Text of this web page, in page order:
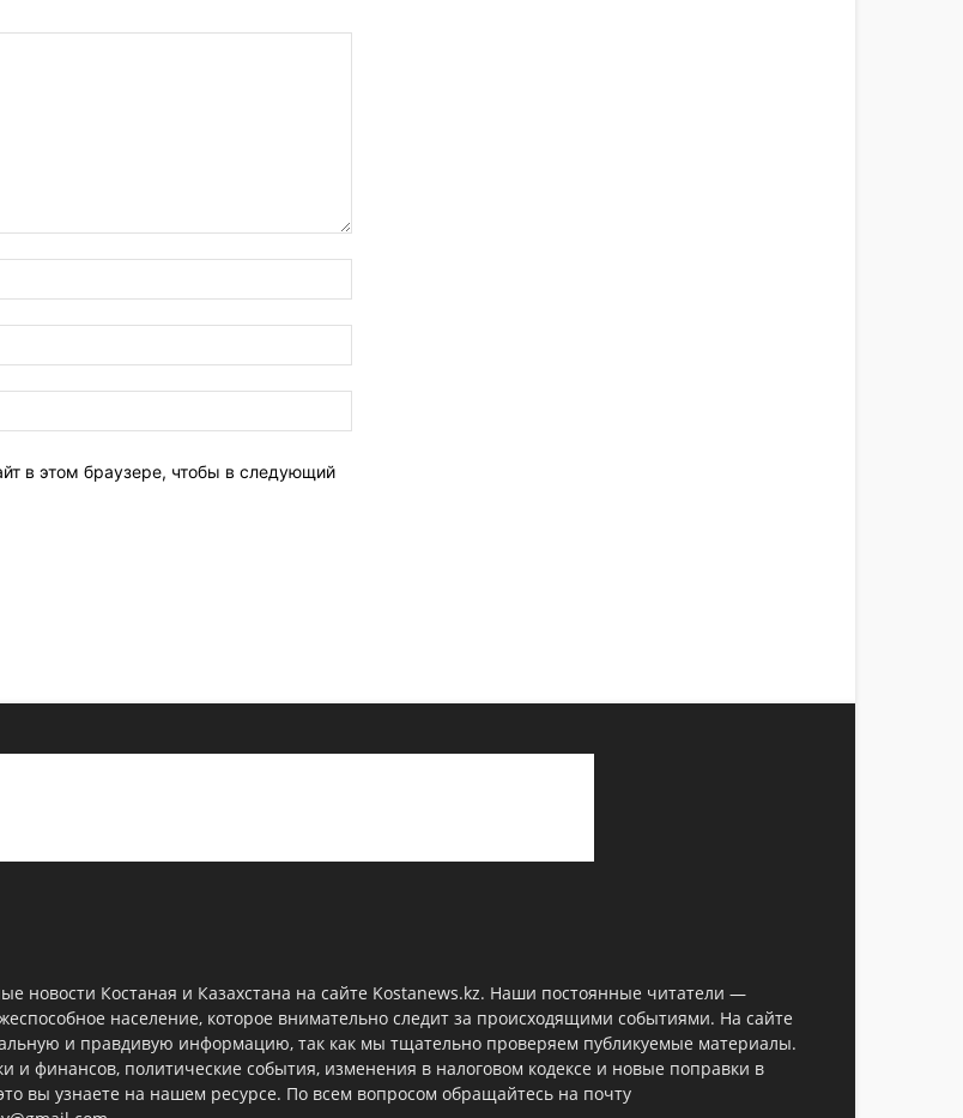
в этом браузере, чтобы в следующий
новости Костаная и Казахстана на сайте Kostanews.kz. Наши постоянные читатели —
население, которое внимательно следит за происходящими событиями. На сайте
и правдивую информацию, так как мы тщательно проверяем публикуемые материалы.
и финансов, политические события, изменения в налоговом кодексе и новые поправки в
вы узнаете на нашем ресурсе. По всем вопросом обращайтесь на почту